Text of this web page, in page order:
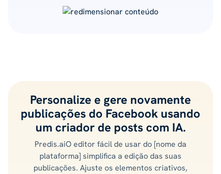
Personalize e gere novamente
publicações do Facebook usando
um criador de posts com IA.
Predis.aiO editor fácil de usar do [nome da
plataforma] simplifica a edição das suas
publicações. Ajuste os elementos criativos,